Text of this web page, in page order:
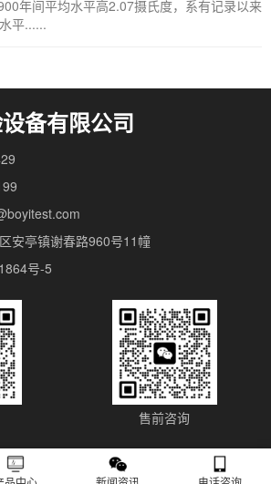
年间平均水平高2.07摄氏度，系有记录以来
平......
备有限公司
安亭镇谢春路960号11幢
号-5
售前咨询